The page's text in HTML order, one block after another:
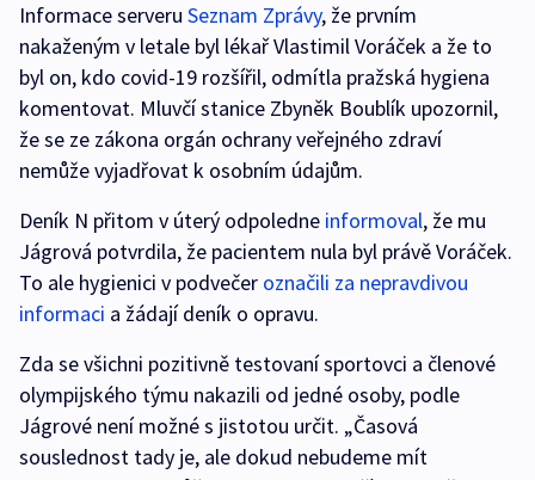
Informace serveru Seznam Zprávy, že prvním
nakaženým v letale byl lékař Vlastimil Voráček a že to
byl on, kdo covid-19 rozšířil, odmítla pražská hygiena
komentovat. Mluvčí stanice Zbyněk Boublík upozornil,
že se ze zákona orgán ochrany veřejného zdraví
nemůže vyjadřovat k osobním údajům.
Deník N přitom v úterý odpoledne informoval, že mu
Jágrová potvrdila, že pacientem nula byl právě Voráček.
To ale hygienici v podvečer označili za nepravdivou
informaci a žádají deník o opravu.
Zda se všichni pozitivně testovaní sportovci a členové
olympijského týmu nakazili od jedné osoby, podle
Jágrové není možné s jistotou určit. „Časová
souslednost tady je, ale dokud nebudeme mít